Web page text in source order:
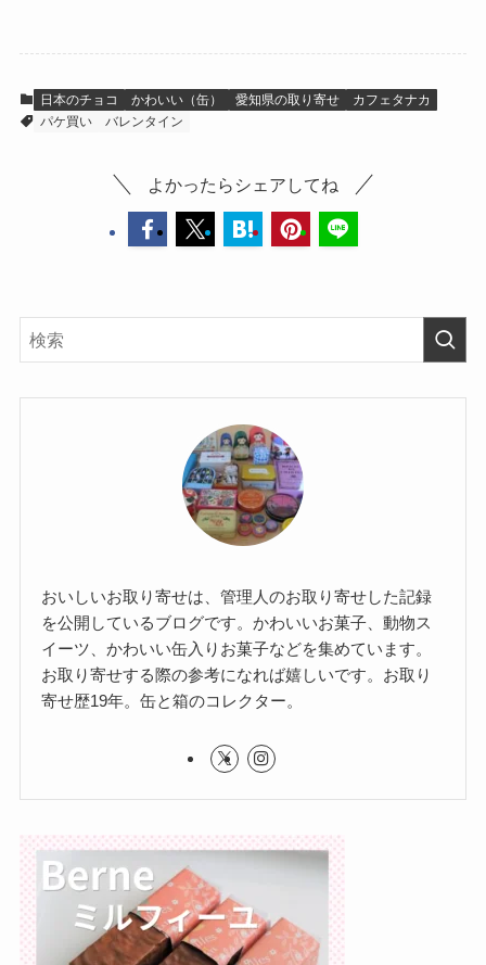
日本のチョコ かわいい（缶） 愛知県の取り寄せ
カフェタナカ
パケ買い
バレンタイン
よかったらシェアしてね
おいしいお取り寄せは、管理人のお取り寄せした記録
を公開しているブログです。かわいいお菓子、動物ス
イーツ、かわいい缶入りお菓子などを集めています。
お取り寄せする際の参考になれば嬉しいです。お取り
寄せ歴19年。缶と箱のコレクター。